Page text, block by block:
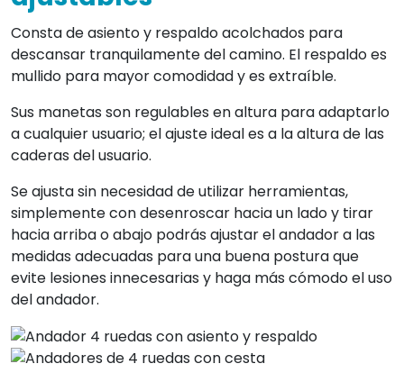
Consta de asiento y respaldo acolchados para
descansar tranquilamente del camino. El respaldo es
mullido para mayor comodidad y es extraíble.
Sus manetas son regulables en altura para adaptarlo
a cualquier usuario; el ajuste ideal es a la altura de las
caderas del usuario.
Se ajusta sin necesidad de utilizar herramientas,
simplemente con desenroscar hacia un lado y tirar
hacia arriba o abajo podrás ajustar el andador a las
medidas adecuadas para una buena postura que
evite lesiones innecesarias y haga más cómodo el uso
del andador.